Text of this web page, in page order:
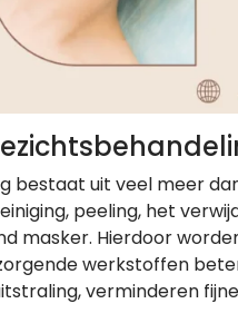
bestaat uit veel meer
peeling, het
masker. Hierdoor
werkstoffen
verminderen